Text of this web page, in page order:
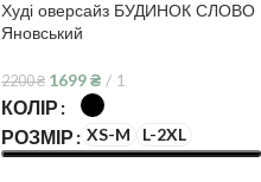
Худі оверсайз БУДИНОК СЛОВО
Яновський
2200₴ 1699₴ 1
КОЛІР
РОЗМІР
XS-M L-2XL